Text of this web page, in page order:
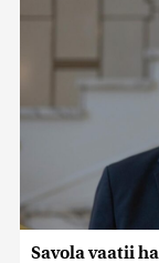
Savola vaatii